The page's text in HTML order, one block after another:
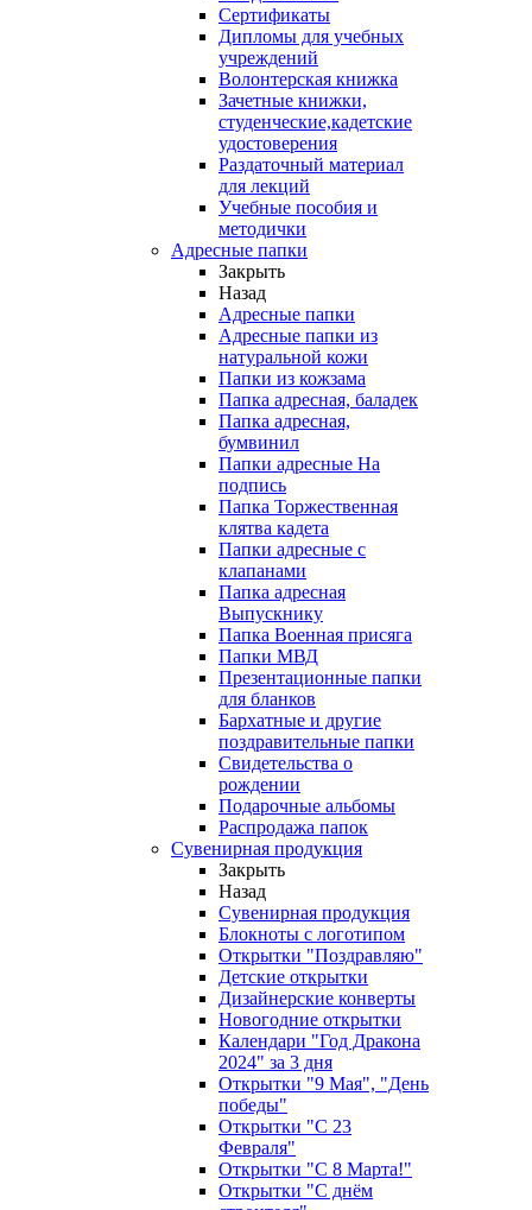
Сертификаты
Дипломы для учебных
учреждений
Волонтерская книжка
Зачетные книжки,
студенческие,кадетские
удостоверения
Раздаточный материал
для лекций
Учебные пособия и
методички
Адресные папки
Закрыть
Назад
Адресные папки
Адресные папки из
натуральной кожи
Папки из кожзама
Папка адресная, баладек
Папка адресная,
бумвинил
Папки адресные На
подпись
Папка Торжественная
клятва кадета
Папки адресные с
клапанами
Папка адресная
Выпускнику
Папка Военная присяга
Папки МВД
Презентационные папки
для бланков
Бархатные и другие
поздравительные папки
Свидетельства о
рождении
Подарочные альбомы
Распродажа папок
Сувенирная продукция
Закрыть
Назад
Сувенирная продукция
Блокноты с логотипом
Открытки "Поздравляю"
Детские открытки
Дизайнерские конверты
Новогодние открытки
Календари "Год Дракона
2024" за 3 дня
Открытки "9 Мая", "День
победы"
Открытки "С 23
Февраля"
Открытки "С 8 Марта!"
Открытки "С днём